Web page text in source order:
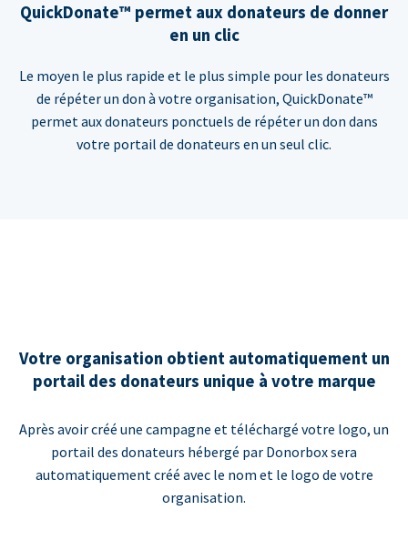
QuickDonate™ permet aux donateurs de donner
en un clic
Le moyen le plus rapide et le plus simple pour les donateurs
de répéter un don à votre organisation, QuickDonate™
permet aux donateurs ponctuels de répéter un don dans
votre portail de donateurs en un seul clic.
Votre organisation obtient automatiquement un
portail des donateurs unique à votre marque
Après avoir créé une campagne et téléchargé votre logo, un
portail des donateurs hébergé par Donorbox sera
automatiquement créé avec le nom et le logo de votre
organisation.